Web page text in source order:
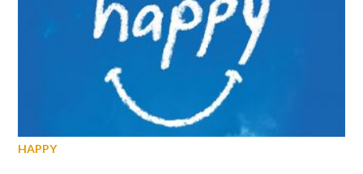
HAPPY